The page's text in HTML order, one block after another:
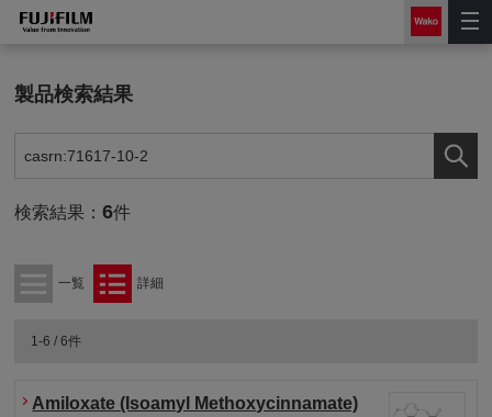
製品検索結果
検索結果：6件
一覧 詳細
1-6 / 6件
Amiloxate (Isoamyl Methoxycinnamate)